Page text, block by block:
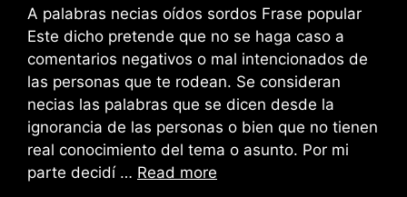
A palabras necias oídos sordos Frase popular
Este dicho pretende que no se haga caso a
comentarios negativos o mal intencionados de
las personas que te rodean. Se consideran
necias las palabras que se dicen desde la
ignorancia de las personas o bien que no tienen
real conocimiento del tema o asunto. Por mi
parte decidí … Read more